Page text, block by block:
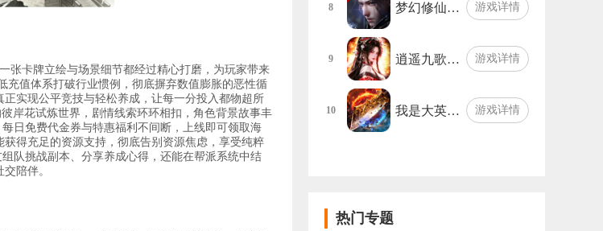
张卡牌立绘与场景细节都经过精心打磨，为玩家带来
充值体系打破行业惯例，彻底摒弃数值膨胀的恶性循
实现公平竞技与轻松养成，让每一分投入都物超所
岸花试炼世界，剧情线索环环相扣，角色背景故事丰
日免费代金券与特惠福利不间断，上线即可领取海
得充足的资源支持，彻底告别资源焦虑，享受纯粹
队挑战副本、分享养成心得，还能在帮派系统中结
陪伴。
8 梦幻修仙… 游戏详情
9 逍遥九歌… 游戏详情
10 我是大英… 游戏详情
热门专题